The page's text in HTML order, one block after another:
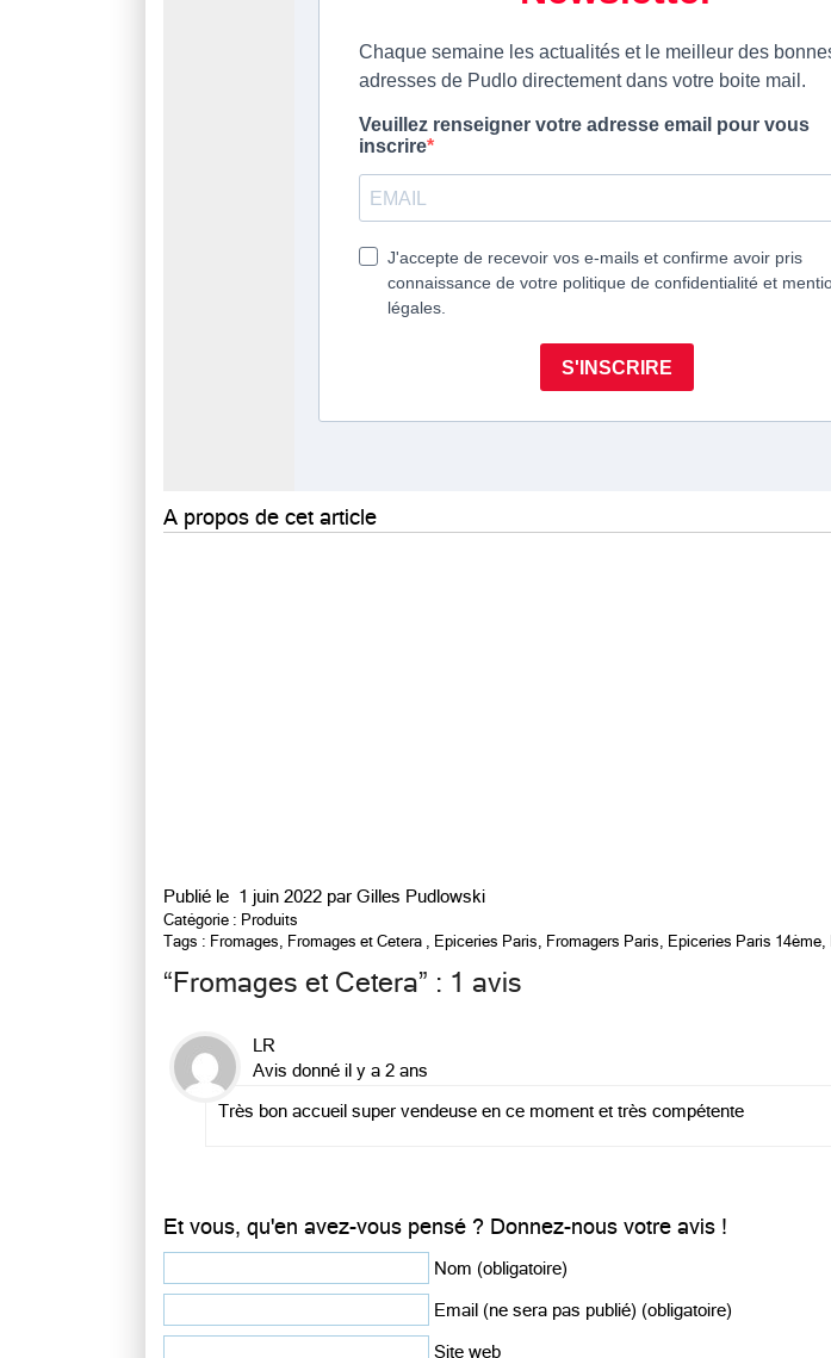
A propos de cet article
Publié le 1 juin 2022 par Gilles Pudlowski
Catégorie : Produits
Tags : Fromages, Fromages et Cetera , Epiceries Paris, Fromagers Paris, Epiceries Paris 14ème,
“ Fromages et Cetera” : 1 avis
LR
Avis donné il y a 2 ans
Très bon accueil super vendeuse en ce moment et très compétente
Et vous, qu'en avez-vous pensé ? Donnez-nous votre avis !
Nom (obligatoire)
Email (ne sera pas publié) (obligatoire)
Site web